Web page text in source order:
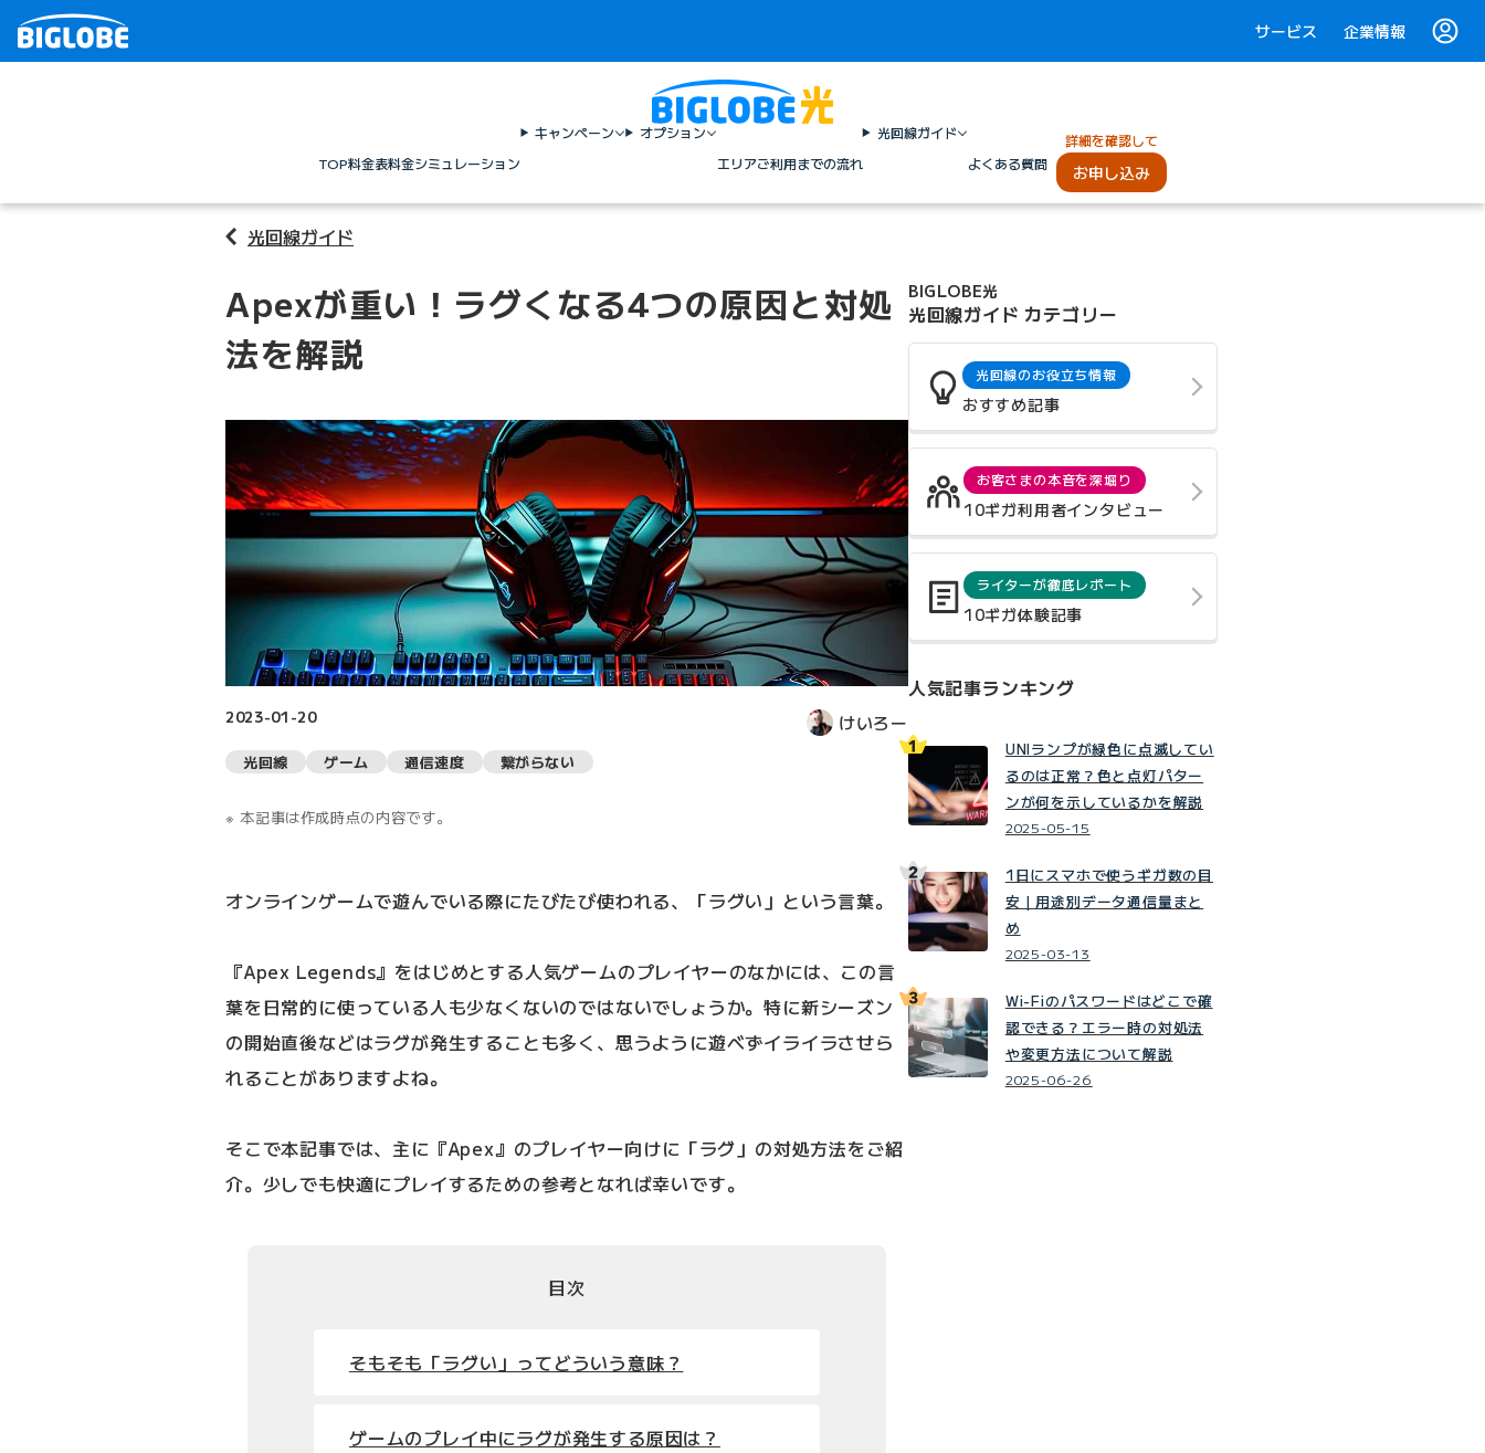
サービス 企業情報
TOP料金表料金シミュレーション
キャンペーン
オプション
エリアご利用までの流れ
光回線ガイド
よくある質問
詳細を確認して
お申し込み
光回線ガイド
Apexが重い！ラグくなる4つの原因と対処
法を解説
2023-01-20 けいろー
光回線 ゲーム 通信速度 繋がらない
本記事は作成時点の内容です。
オンラインゲームで遊んでいる際にたびたび使われる、「ラグい」という言葉。
『Apex Legends』をはじめとする人気ゲームのプレイヤーのなかには、この言
葉を日常的に使っている人も少なくないのではないでしょうか。特に新シーズン
の開始直後などはラグが発生することも多く、思うように遊べずイライラさせら
れることがありますよね。
そこで本記事では、主に『Apex』のプレイヤー向けに「ラグ」の対処方法をご紹
介。少しでも快適にプレイするための参考となれば幸いです。
目次
そもそも「ラグい」ってどういう意味？
ゲームのプレイ中にラグが発生する原因は？
BIGLOBE光
光回線ガイド カテゴリー
光回線のお役立ち情報
おすすめ記事
お客さまの本音を深堀り
10ギガ利用者インタビュー
ライターが徹底レポート
10ギガ体験記事
人気記事ランキング
UNIランプが緑色に点滅してい
るのは正常？色と点灯パター
ンが何を示しているかを解説
2025-05-15
1日にスマホで使うギガ数の目
安｜用途別データ通信量まと
め
2025-03-13
Wi-Fiのパスワードはどこで確
認できる？エラー時の対処法
や変更方法について解説
2025-06-26